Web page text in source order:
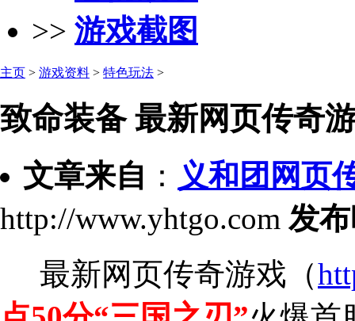
>> 游戏截图
主页 > 游戏资料 > 特色玩法 >
致命装备 最新网页传奇
文章来自 ： 义和团网页
http://www.yhtgo.com 发
最新网页传奇游戏（